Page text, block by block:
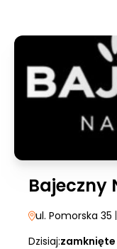
Bajeczny
ul. Pomorska 35
Dzisiaj:zamknięte